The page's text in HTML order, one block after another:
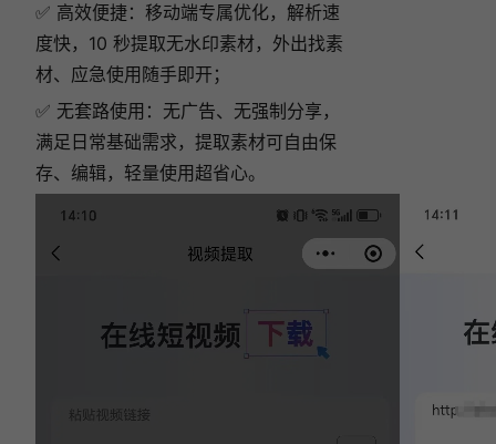
✅ 高效便捷：移动端专属优化，解析速
度快，10 秒提取无水印素材，外出找素
材、应急使用随手即开；
✅ 无套路使用：无广告、无强制分享，
满足日常基础需求，提取素材可自由保
存、编辑，轻量使用超省心。